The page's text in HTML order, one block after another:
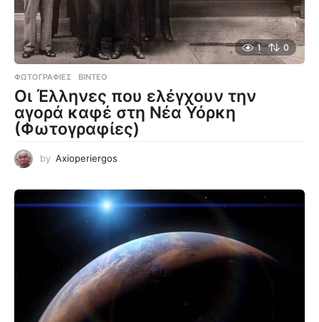
1 0
ΦΩΤΟΓΡΑΦΊΕΣ ,ΒΊΝΤΕΟ
Οι Έλληνες που ελέγχουν την
αγορά καφέ στη Νέα Υόρκη
(Φωτογραφίες)
by Axioperiergos